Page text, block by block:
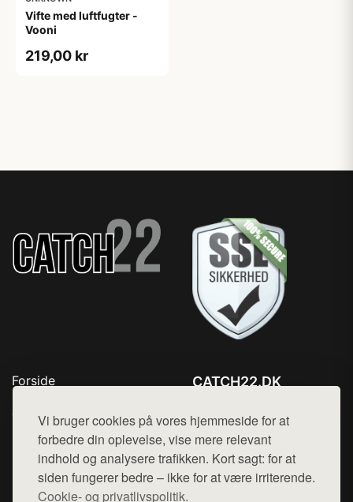
Vi bruger cookies på vores hjemmeside for at
forbedre din oplevelse, vise mere relevant
indhold og analysere trafikken. Kort sagt: for at
siden fungerer bedre – ikke for at være irriterende.
Cookie- og privatlivspolitik.
Vifte med luftfugter -
Vooni
219,00 kr
Forside
Top Rabatter
Kontakt
CATCH22.DK
Mail: hej@want.dk
Cookie- og privatlivspolitik